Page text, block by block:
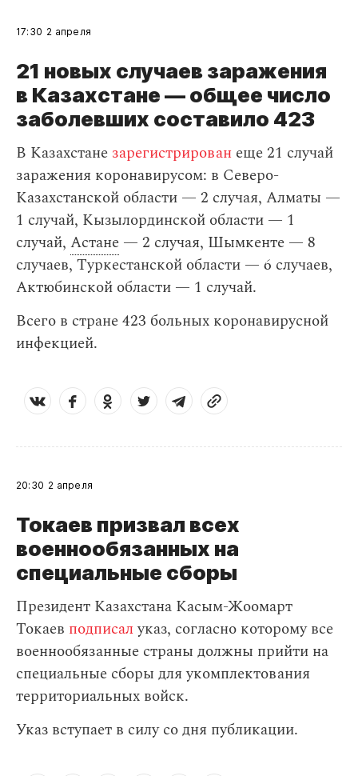
17:30 2 апреля
21 новых случаев заражения
в Казахстане — общее число
заболевших составило 423
В Казахстане зарегистрирован еще 21 случай
заражения коронавирусом: в Северо-
Казахстанской области — 2 случая, Алматы —
1 случай, Кызылординской области — 1
случай, Астане — 2 случая, Шымкенте — 8
случаев, Туркестанской области — 6 случаев,
Актюбинской области — 1 случай.
Всего в стране 423 больных коронавирусной
инфекцией.
20:30 2 апреля
Токаев призвал всех
военнообязанных на
специальные сборы
Президент Казахстана Касым-Жоомарт
Токаев подписалуказ, согласно которому все
военнообязанные страны должны прийти на
специальные сборы для укомплектования
территориальных войск.
Указ вступает в силу со дня публикации.